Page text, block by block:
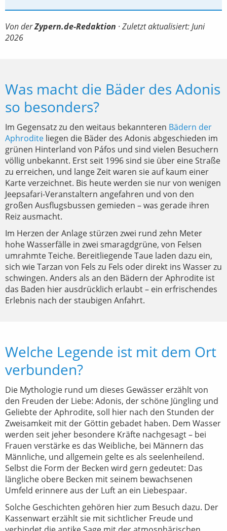
Von derZypern.de-Redaktion · Zuletzt aktualisiert: Juni
2026
Was macht die Bäder des Adonis
so besonders?
Im Gegensatz zu den weitaus bekannteren Bädern der
Aphrodite liegen die Bäder des Adonis abgeschieden im
grünen Hinterland von Páfos und sind vielen Besuchern
völlig unbekannt. Erst seit 1996 sind sie über eine Straße
zu erreichen, und lange Zeit waren sie auf kaum einer
Karte verzeichnet. Bis heute werden sie nur von wenigen
Jeepsafari-Veranstaltern angefahren und von den
großen Ausflugsbussen gemieden – was gerade ihren
Reiz ausmacht.
Im Herzen der Anlage stürzen zwei rund zehn Meter
hohe Wasserfälle in zwei smaragdgrüne, von Felsen
umrahmte Teiche. Bereitliegende Taue laden dazu ein,
sich wie Tarzan von Fels zu Fels oder direkt ins Wasser zu
schwingen. Anders als an den Bädern der Aphrodite ist
das Baden hier ausdrücklich erlaubt – ein erfrischendes
Erlebnis nach der staubigen Anfahrt.
Welche Legende ist mit dem Ort
verbunden?
Die Mythologie rund um dieses Gewässer erzählt von
den Freuden der Liebe: Adonis, der schöne Jüngling und
Geliebte der Aphrodite, soll hier nach den Stunden der
Zweisamkeit mit der Göttin gebadet haben. Dem Wasser
werden seit jeher besondere Kräfte nachgesagt – bei
Frauen verstärke es das Weibliche, bei Männern das
Männliche, und allgemein gelte es als seelenheilend.
Selbst die Form der Becken wird gern gedeutet: Das
längliche obere Becken mit seinem bewachsenen
Umfeld erinnere aus der Luft an ein Liebespaar.
Solche Geschichten gehören hier zum Besuch dazu. Der
Kassenwart erzählt sie mit sichtlicher Freude und